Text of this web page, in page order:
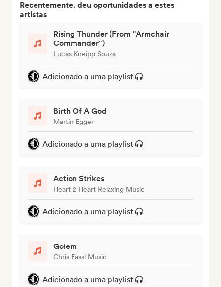
Recentemente, deu oportunidades a estes
artistas
Rising Thunder (From "Armchair
Commander")
Lucas Kneipp Souza
Adicionado a uma playlist
Birth Of A God
Martin Egger
Adicionado a uma playlist
Action Strikes
Heart 2 Heart Relaxing Music
Adicionado a uma playlist
Golem
Chris Fassl Music
Adicionado a uma playlist